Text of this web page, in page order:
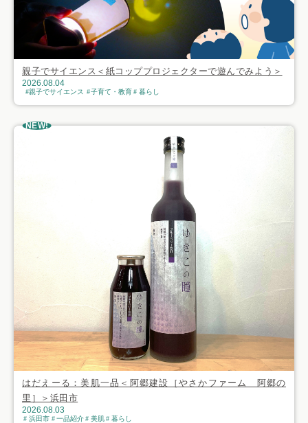
親子でサイエンス＜紙コッププロジェクターで遊んでみよう＞
2026.08.04
親子でサイエンス 子育て・教育 暮らし
NEW!
はだえーる：美肌一品＜阿郷建設［やさかファーム 阿郷の
里］＞浜田市
2026.08.03
浜田市 一品紹介 美肌 暮らし